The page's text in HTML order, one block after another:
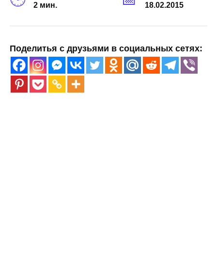
2 мин. 18.02.2015
Поделитья с друзьями в социальных сетях: